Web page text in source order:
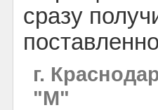
сразу
г.
"М"